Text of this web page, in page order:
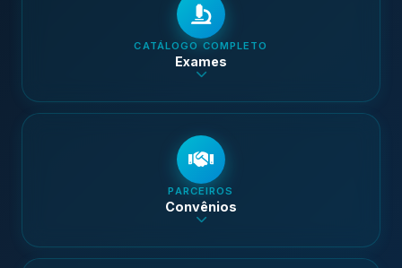
CATÁLOGO COMPLETO
Exames
PARCEIROS
Convênios